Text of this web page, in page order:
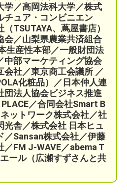
学／高岡法科大学／株式
チュア・コンビニエン
TSUTAYA、蔦屋書店）
会／山梨県農業共済組合
生産性本部／一般財団法
中部マーケティング協会
会社／東京商工会議所 ／
化粧品）
／日本仲人連
団法人協会ビジネス推進
／合同会社Smart B
ットワーク株式会社／社
光舎／株式会社 日本ヒュ
／Sansan株式会社／伊藤
／FM J-WAVE／abema T
ール（広瀬すずさんと共